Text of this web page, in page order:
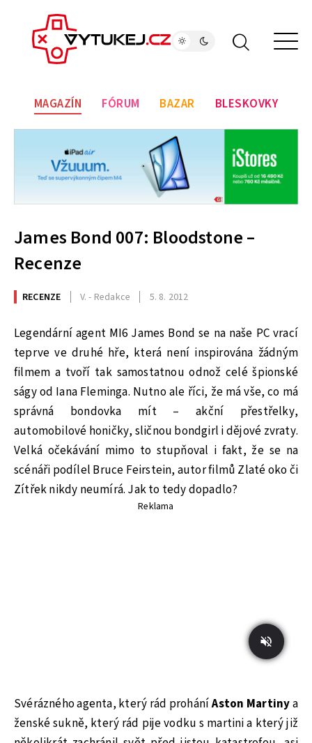
MAGAZÍN FÓRUM BAZAR BLESKOVKY
James Bond 007: Bloodstone –
Recenze
RECENZE V. - Redakce 5. 8. 2012
Legendární agent MI6 James Bond se na naše PC vrací
teprve ve druhé hře, která není inspirována žádným
filmem a tvoří tak samostatnou odnož celé špionské
ságy od Iana Fleminga. Nutno ale říci, že má vše, co má
správná bondovka mít – akční přestřelky,
automobilové honičky, sličnou bondgirl i dějové zvraty.
Velká očekávání mimo to stupňoval i fakt, že se na
scénáři podílel Bruce Feirstein, autor filmů Zlaté oko či
Zítřek nikdy neumírá. Jak to tedy dopadlo?
Reklama
Svérázného agenta, který rád proháníAston Martinya
ženské sukně, který rád pije vodku s martini a který již